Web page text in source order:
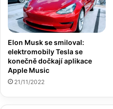
Elon Musk se smiloval:
elektromobily Tesla se
konečně dočkají aplikace
Apple Music
21/11/2022